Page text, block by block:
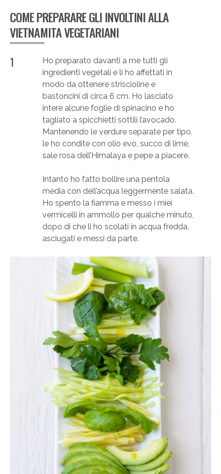
COME PREPARARE GLI INVOLTINI ALLA
VIETNAMITA VEGETARIANI
1
Ho preparato davanti a me tutti gli
ingredienti vegetali e li ho affettati in
modo da ottenere striscioline e
bastoncini di circa 6 cm. Ho lasciato
intere alcune foglie di spinacino e ho
tagliato a spicchietti sottili l’avocado.
Mantenendo le verdure separate per tipo,
le ho condite con olio evo, succo di lime,
sale rosa dell’Himalaya e pepe a piacere.
Intanto ho fatto bollire una pentola
media con dell’acqua leggermente salata.
Ho spento la fiamma e messo i miei
vermicelli in ammollo per qualche minuto,
dopo di che li ho scolati in acqua fredda,
asciugati e messi da parte.